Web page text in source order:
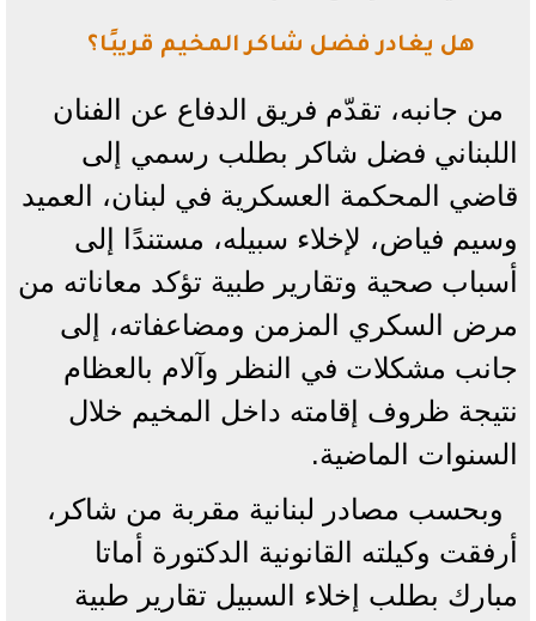
هل يغادر فضل شاكر المخيم قريبًا؟
من جانبه، تقدّم فريق الدفاع عن الفنان
اللبناني فضل شاكر بطلب رسمي إلى
قاضي المحكمة العسكرية في لبنان، العميد
وسيم فياض، لإخلاء سبيله، مستندًا إلى
أسباب صحية وتقارير طبية تؤكد معاناته من
مرض السكري المزمن ومضاعفاته، إلى
جانب مشكلات في النظر وآلام بالعظام
نتيجة ظروف إقامته داخل المخيم خلال
السنوات الماضية.
وبحسب مصادر لبنانية مقربة من شاكر،
أرفقت وكيلته القانونية الدكتورة أماتا
مبارك بطلب إخلاء السبيل تقارير طبية